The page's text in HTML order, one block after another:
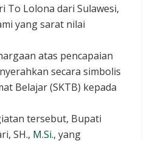
To Lolona dari Sulawesi,
yang sarat nilai
atas pencapaian
secara simbolis
Belajar (SKTB) kepada
tersebut, Bupati
SH., M.Si., yang